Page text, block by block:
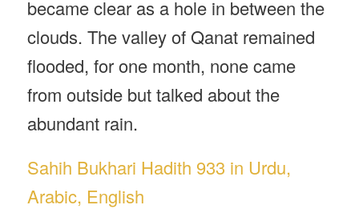
became clear as a hole in between the
clouds. The valley of Qanat remained
flooded, for one month, none came
from outside but talked about the
abundant rain.
Sahih Bukhari Hadith 933 in Urdu,
Arabic, English